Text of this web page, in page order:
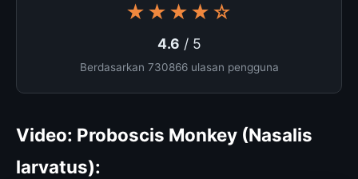
★★★★☆
4.6 / 5
Berdasarkan 730866 ulasan pengguna
Video: Proboscis Monkey (Nasalis
larvatus):